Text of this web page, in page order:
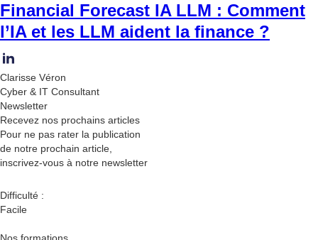
Financial Forecast IA LLM : Comment
l’IA et les LLM aident la finance ?
Clarisse Véron
Cyber & IT Consultant
Newsletter
Recevez nos prochains articles
Pour ne pas rater la publication
de notre prochain article,
inscrivez-vous à notre newsletter
Difficulté :
Facile